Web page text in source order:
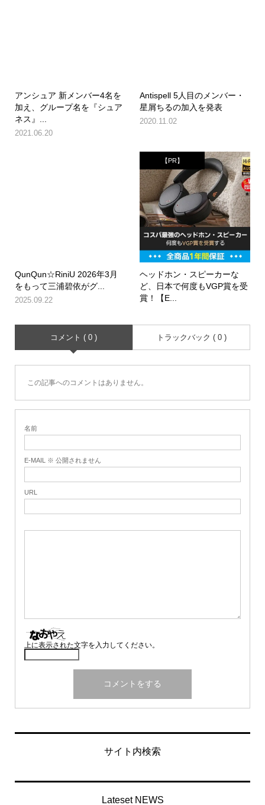
アンシュア 新メンバー4名を
加え、グループ名を『シュア
ネス』...
2021.06.20
Antispell 5人目のメンバー・
星屑ちるの加入を発表
2020.11.02
QunQun☆RiniU 2026年3月
をもって三浦碧依がグ...
2025.09.22
【PR】
ヘッドホン・スピーカーな
ど、日本で何度もVGP賞を受
賞！【E...
コメント ( 0 ) トラックバック ( 0 )
この記事へのコメントはありません。
名前
E-MAIL ※ 公開されません
URL
上に表示された文字を入力してください。
サイト内検索
Lateset NEWS